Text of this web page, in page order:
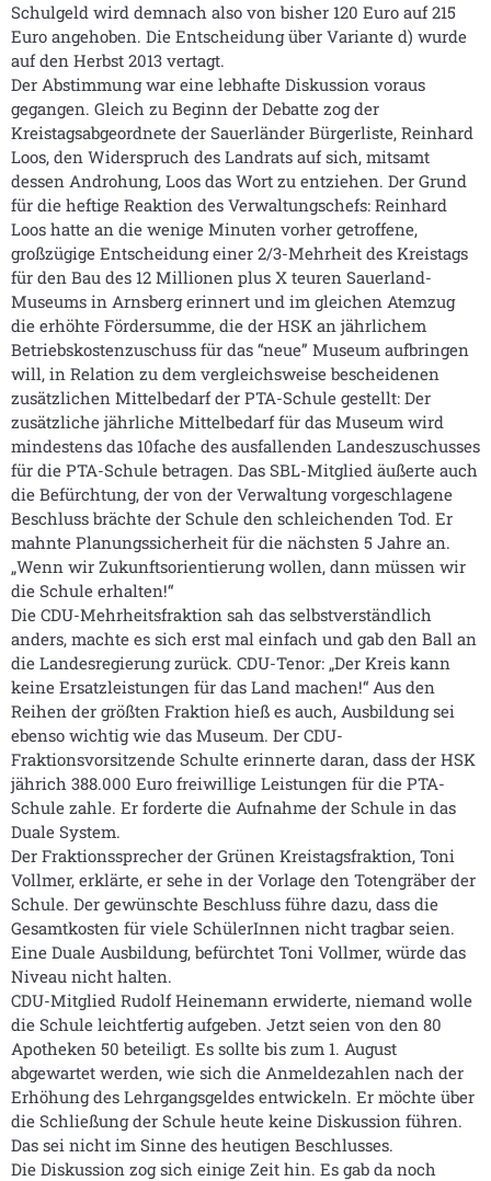
Schulgeld wird demnach also von bisher 120 Euro auf 215
Euro angehoben. Die Entscheidung über Variante d) wurde
auf den Herbst 2013 vertagt.
Der Abstimmung war eine lebhafte Diskussion voraus
gegangen. Gleich zu Beginn der Debatte zog der
Kreistagsabgeordnete der Sauerländer Bürgerliste, Reinhard
Loos, den Widerspruch des Landrats auf sich, mitsamt
dessen Androhung, Loos das Wort zu entziehen. Der Grund
für die heftige Reaktion des Verwaltungschefs: Reinhard
Loos hatte an die wenige Minuten vorher getroffene,
großzügige Entscheidung einer 2/3-Mehrheit des Kreistags
für den Bau des 12 Millionen plus X teuren Sauerland-
Museums in Arnsberg erinnert und im gleichen Atemzug
die erhöhte Fördersumme, die der HSK an jährlichem
Betriebskostenzuschuss für das “neue” Museum aufbringen
will, in Relation zu dem vergleichsweise bescheidenen
zusätzlichen Mittelbedarf der PTA-Schule gestellt: Der
zusätzliche jährliche Mittelbedarf für das Museum wird
mindestens das 10fache des ausfallenden Landeszuschusses
für die PTA-Schule betragen. Das SBL-Mitglied äußerte auch
die Befürchtung, der von der Verwaltung vorgeschlagene
Beschluss brächte der Schule den schleichenden Tod. Er
mahnte Planungssicherheit für die nächsten 5 Jahre an.
„Wenn wir Zukunftsorientierung wollen, dann müssen wir
die Schule erhalten!“
Die CDU-Mehrheitsfraktion sah das selbstverständlich
anders, machte es sich erst mal einfach und gab den Ball an
die Landesregierung zurück. CDU-Tenor: „Der Kreis kann
keine Ersatzleistungen für das Land machen!“ Aus den
Reihen der größten Fraktion hieß es auch, Ausbildung sei
ebenso wichtig wie das Museum. Der CDU-
Fraktionsvorsitzende Schulte erinnerte daran, dass der HSK
jährich 388.000 Euro freiwillige Leistungen für die PTA-
Schule zahle. Er forderte die Aufnahme der Schule in das
Duale System.
Der Fraktionssprecher der Grünen Kreistagsfraktion, Toni
Vollmer, erklärte, er sehe in der Vorlage den Totengräber der
Schule. Der gewünschte Beschluss führe dazu, dass die
Gesamtkosten für viele SchülerInnen nicht tragbar seien.
Eine Duale Ausbildung, befürchtet Toni Vollmer, würde das
Niveau nicht halten.
CDU-Mitglied Rudolf Heinemann erwiderte, niemand wolle
die Schule leichtfertig aufgeben. Jetzt seien von den 80
Apotheken 50 beteiligt. Es sollte bis zum 1. August
abgewartet werden, wie sich die Anmeldezahlen nach der
Erhöhung des Lehrgangsgeldes entwickeln. Er möchte über
die Schließung der Schule heute keine Diskussion führen.
Das sei nicht im Sinne des heutigen Beschlusses.
Die Diskussion zog sich einige Zeit hin. Es gab da noch